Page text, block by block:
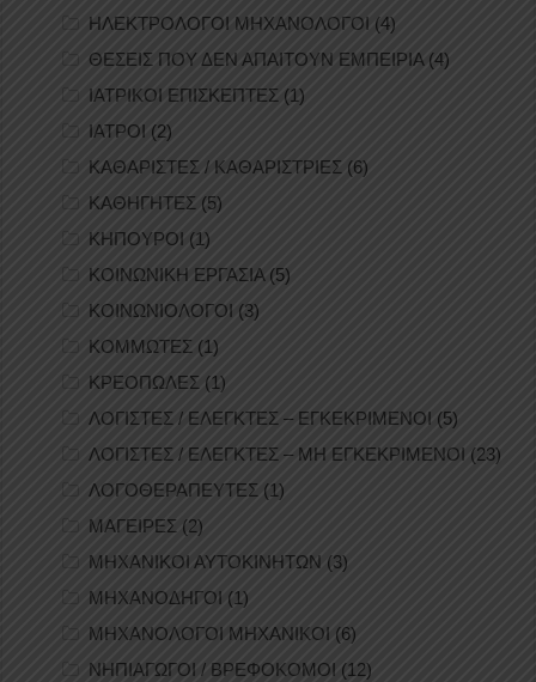
ΗΛΕΚΤΡΟΛΟΓΟΙ ΜΗΧΑΝΟΛΟΓΟΙ (4)
ΘΕΣΕΙΣ ΠΟΥ ΔΕΝ ΑΠΑΙΤΟΥΝ ΕΜΠΕΙΡΙΑ(4)
ΙΑΤΡΙΚΟΙ ΕΠΙΣΚΕΠΤΕΣ (1)
ΙΑΤΡΟΙ (2)
ΚΑΘΑΡΙΣΤΕΣ / ΚΑΘΑΡΙΣΤΡΙΕΣ (6)
ΚΑΘΗΓΗΤΕΣ (5)
ΚΗΠΟΥΡΟΙ (1)
ΚΟΙΝΩΝΙΚΗ ΕΡΓΑΣΙΑ(5)
ΚΟΙΝΩΝΙΟΛΟΓΟΙ (3)
ΚΟΜΜΩΤΕΣ (1)
ΚΡΕΟΠΩΛΕΣ (1)
ΛΟΓΙΣΤΕΣ / ΕΛΕΓΚΤΕΣ – ΕΓΚΕΚΡΙΜΕΝΟΙ (5)
ΛΟΓΙΣΤΕΣ / ΕΛΕΓΚΤΕΣ – ΜΗ ΕΓΚΕΚΡΙΜΕΝΟΙ (23)
ΛΟΓΟΘΕΡΑΠΕΥΤΕΣ (1)
ΜΑΓΕΙΡΕΣ (2)
ΜΗΧΑΝΙΚΟΙ ΑΥΤΟΚΙΝΗΤΩΝ (3)
ΜΗΧΑΝΟΔΗΓΟΙ (1)
ΜΗΧΑΝΟΛΟΓΟΙ ΜΗΧΑΝΙΚΟΙ (6)
ΝΗΠΙΑΓΩΓΟΙ / ΒΡΕΦΟΚΟΜΟΙ (12)